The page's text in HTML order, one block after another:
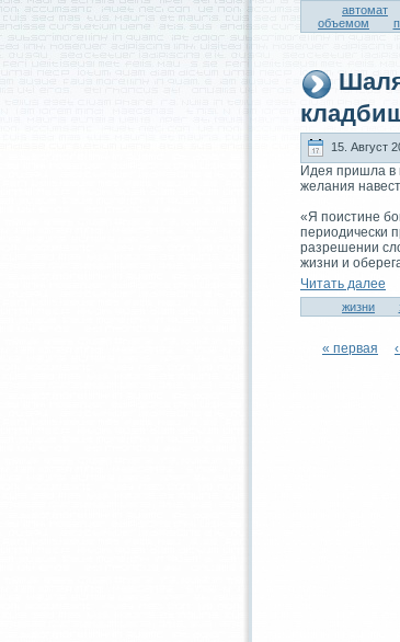
автомат
объемом
15. Август
Идeя пришла в
желания
«Я поистине
периодически
разрешении
жизни и
Читaть далее
жизни
« первая